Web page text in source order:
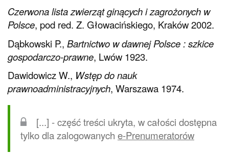
Czerwona lista zwierząt ginących i zagrożonych w
Polsce, pod red. Z. Głowacińskiego, Kraków 2002.
Dąbkowski P., Bartnictwo w dawnej Polsce : szkice
gospodarczo-prawne, Lwów 1923.
Dawidowicz W., Wstęp do nauk
prawnoadministracyjnych, Warszawa 1974.
[...] - część treści ukryta, w całości dostępna
tylko dla zalogowanych e-Prenumeratorów